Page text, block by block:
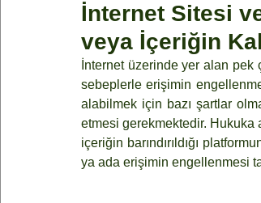
İnternet Sitesi
veya İçeriğin
İnternet üzerinde yer alan
sebeplerle erişimin
alabilmek için bazı şartlar
etmesi gerekmektedir. Hukuka
içeriğin barındırıldığı
ya ada erişimin engellenmesi